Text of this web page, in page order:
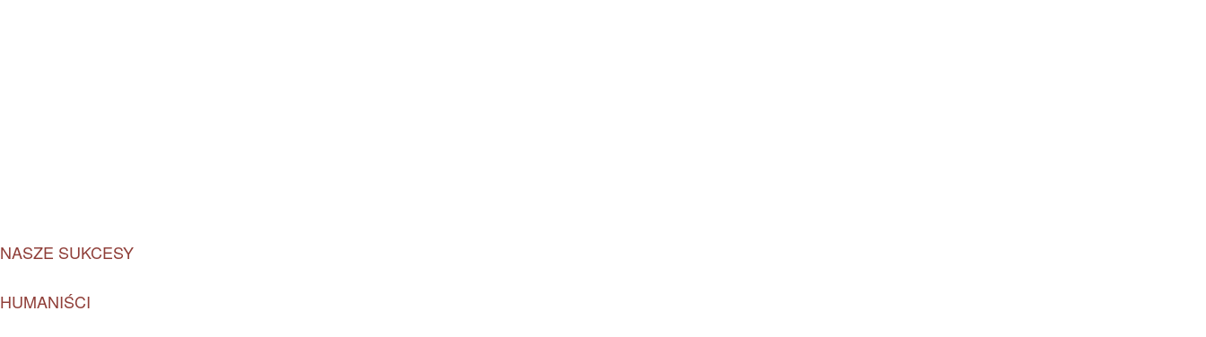
NASZE SUKCESY
HUMANIŚCI